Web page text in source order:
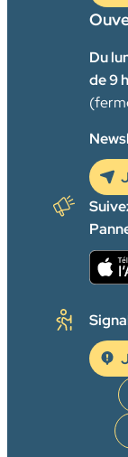
Du
de 9